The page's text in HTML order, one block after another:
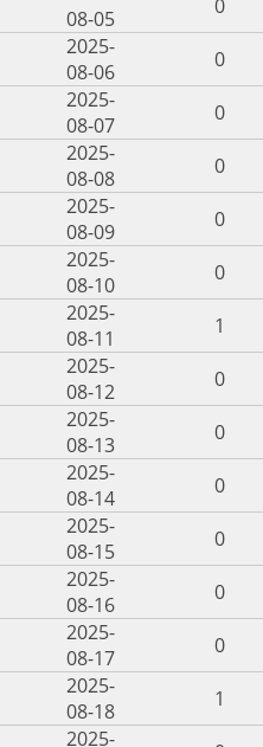
08-05
0
2025-
08-06
0
2025-
08-07
0
2025-
08-08
0
2025-
08-09
0
2025-
08-10
0
2025-
08-11
1
2025-
08-12
0
2025-
08-13
0
2025-
08-14
0
2025-
08-15
0
2025-
08-16
0
2025-
08-17
0
2025-
08-18
1
2025-